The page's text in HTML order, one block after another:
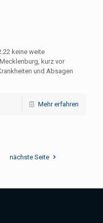
keine weite
kurz vor
und Absagen
Mehr erfahren
nächste Seite